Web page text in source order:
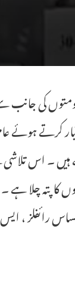
حکومتوں
کرتے
۔ اس